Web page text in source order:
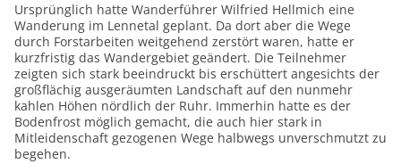
Ursprünglich hatte Wanderführer Wilfried Hellmich eine
Wanderung im Lennetal geplant. Da dort aber die Wege
durch Forstarbeiten weitgehend zerstört waren, hatte er
kurzfristig das Wandergebiet geändert. Die Teilnehmer
zeigten sich stark beeindruckt bis erschüttert angesichts der
großflächig ausgeräumten Landschaft auf den nunmehr
kahlen Höhen nördlich der Ruhr. Immerhin hatte es der
Bodenfrost möglich gemacht, die auch hier stark in
Mitleidenschaft gezogenen Wege halbwegs unverschmutzt zu
begehen.